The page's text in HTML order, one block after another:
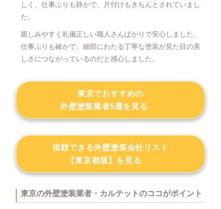
しく、仕事ぶりも静かで、片付けもきちんとされていまし
た。
親しみやすく礼儀正しい職人さんばかりで安心しました。
仕事ぶりも確かで、細部にわたる丁寧な塗装が見た目の美
しさにつながっているのだと感心しました。
東京でおすすめの
外壁塗装業者5選を見る
信頼できる外壁塗装会社リスト
【東京都版】を見る
東京の外壁塗装業者・カルテットのココがポイント